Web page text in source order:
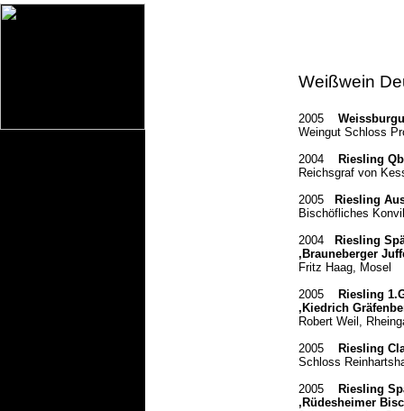
Weißwein
2005
Weingut Schloss
2004
Riesling
Reichsgraf von
2005
Riesling
Bischöfliches
2004
Riesling
‚Brauneberger
Fritz Haag, Mosel
2005
Riesling
‚Kiedrich
Robert Weil,
2005
Riesling
Schloss
2005
Riesling
‚Rüdesheimer